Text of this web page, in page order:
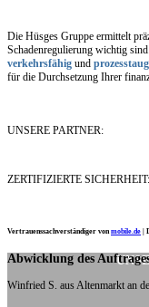
Die Hüsges Gruppe ermittelt
Schadenregulierung wichtig
verkehrsfähig und
für die Durchsetzung Ihrer
UNSERE PARTNER:
ZERTIFIZIERTE SICHERHEIT:
Vertrauenssachverständiger vonmobile.de
Abwicklung des
Winfried S. aus Altenmarkt an